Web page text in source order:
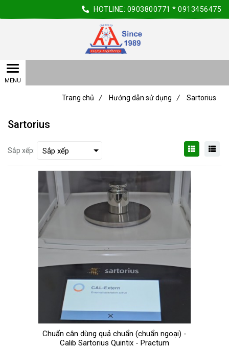
Sartorius
Sắp xếp:
Chuẩn cân dùng quả chuẩn (chuẩn ngoại) -
Calib Sartorius Quintix - Practum
Trang chủ / Hướng dẫn sử dụng / Sartorius
HOTLINE: 0903800771 * 0913456475